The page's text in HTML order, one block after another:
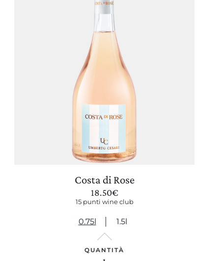
Costa di Rose
18.50€
15 punti wine club
0.75l 1.5l
QUANTITÀ